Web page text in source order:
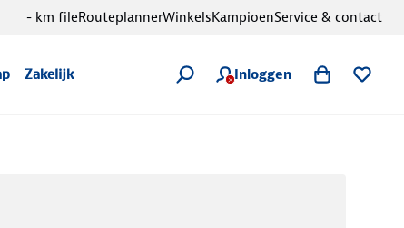
Zakelijk Inloggen
- km fileRouteplannerWinkelsKampioenService & contact